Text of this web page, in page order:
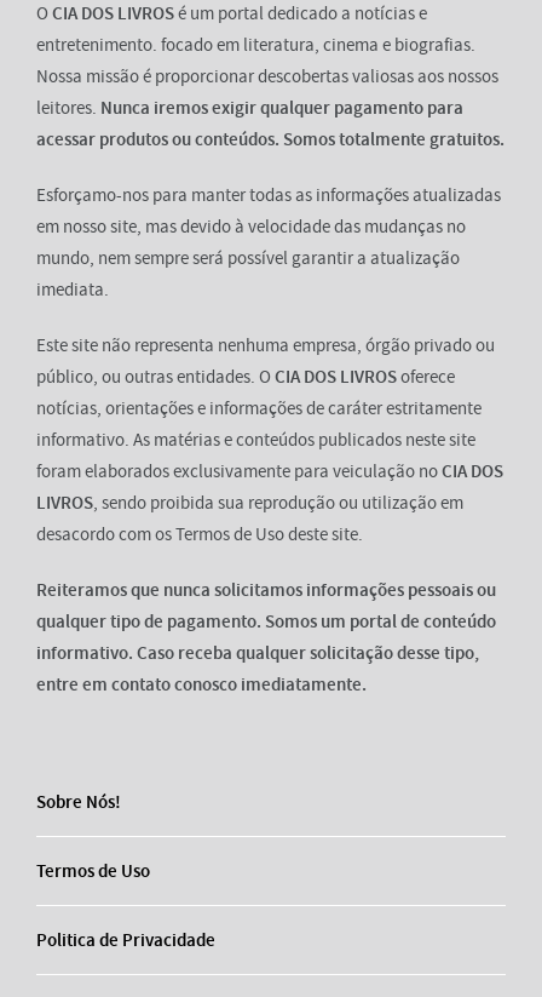
OCIA DOS LIVROSé um portal dedicado a notícias e
entretenimento. focado em literatura, cinema e biografias.
Nossa missão é proporcionar descobertas valiosas aos nossos
leitores. Nunca iremos exigir qualquer pagamento para
acessar produtos ou conteúdos. Somos totalmente gratuitos.
Esforçamo-nos para manter todas as informações atualizadas
em nosso site, mas devido à velocidade das mudanças no
mundo, nem sempre será possível garantir a atualização
imediata.
Este site não representa nenhuma empresa, órgão privado ou
público, ou outras entidades. OCIA DOS LIVROSoferece
notícias, orientações e informações de caráter estritamente
informativo. As matérias e conteúdos publicados neste site
foram elaborados exclusivamente para veiculação noCIA DOS
LIVROS, sendo proibida sua reprodução ou utilização em
desacordo com os Termos de Uso deste site.
Reiteramos que nunca solicitamos informações pessoais ou
qualquer tipo de pagamento. Somos um portal de conteúdo
informativo. Caso receba qualquer solicitação desse tipo,
entre em contato conosco imediatamente.
Sobre Nós!
Termos de Uso
Politica de Privacidade